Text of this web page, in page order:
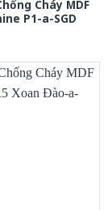
Cháy MDF
P1-a-SGD